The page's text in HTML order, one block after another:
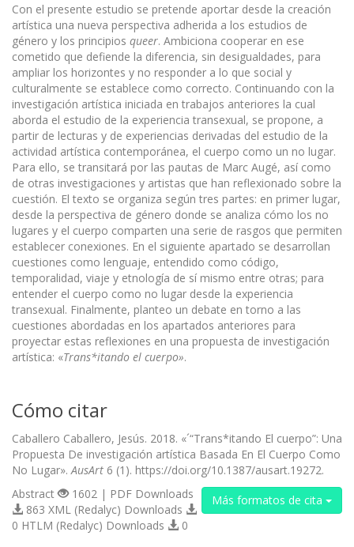
Con el presente estudio se pretende aportar desde la creación
artística una nueva perspectiva adherida a los estudios de
género y los principios queer. Ambiciona cooperar en ese
cometido que defiende la diferencia, sin desigualdades, para
ampliar los horizontes y no responder a lo que social y
culturalmente se establece como correcto. Continuando con la
investigación artística iniciada en trabajos anteriores la cual
aborda el estudio de la experiencia transexual, se propone, a
partir de lecturas y de experiencias derivadas del estudio de la
actividad artística contemporánea, el cuerpo como un no lugar.
Para ello, se transitará por las pautas de Marc Augé, así como
de otras investigaciones y artistas que han reflexionado sobre la
cuestión. El texto se organiza según tres partes: en primer lugar,
desde la perspectiva de género donde se analiza cómo los no
lugares y el cuerpo comparten una serie de rasgos que permiten
establecer conexiones. En el siguiente apartado se desarrollan
cuestiones como lenguaje, entendido como código,
temporalidad, viaje y etnología de sí mismo entre otras; para
entender el cuerpo como no lugar desde la experiencia
transexual. Finalmente, planteo un debate en torno a las
cuestiones abordadas en los apartados anteriores para
proyectar estas reflexiones en una propuesta de investigación
artística: «Trans*itando el cuerpo».
Cómo citar
Caballero Caballero, Jesús. 2018. «´“Trans*itando El cuerpo”: Una
Propuesta De investigación artística Basada En El Cuerpo Como
No Lugar». AusArt 6 (1). https://doi.org/10.1387/ausart.19272.
Más formatos de cita
Abstract
1602 | PDF Downloads
863 XML (Redalyc) Downloads
0 HTLM (Redalyc) Downloads
0